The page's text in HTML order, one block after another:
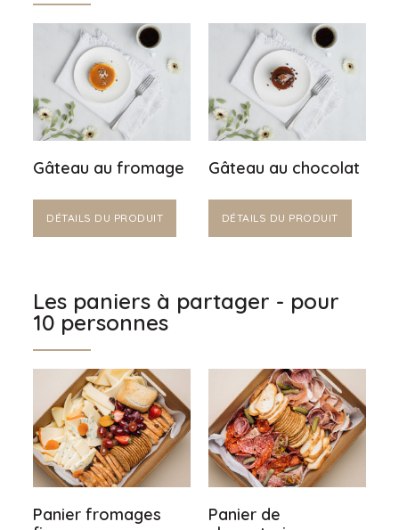
Gâteau au fromage
DÉTAILS DU PRODUIT
Gâteau au chocolat
DÉTAILS DU PRODUIT
Les paniers à partager - pour
10 personnes
Panier fromages
Panier de